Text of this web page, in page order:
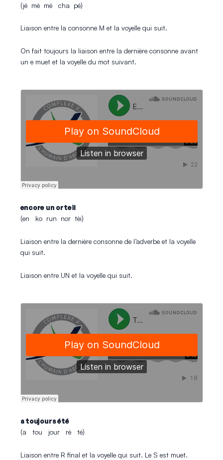
(jé mè mé cha pé)
Liaison entre la consonne M et la voyelle qui suit.
On fait toujours la liaison entre la dernière consonne avant
un e muet et la voyelle du mot suivant.
encore un orteil
(en ko run nor tèi)
Liaison entre la dernière consonne de l’adverbe et la voyelle
qui suit.
Liaison entre UN et la voyelle qui suit.
a toujours été
(a tou jour ré té)
Liaison entre R final et la voyelle qui suit. Le S est muet.